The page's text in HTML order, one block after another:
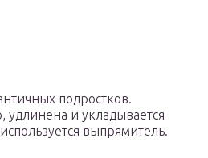
подростков.
и укладывается
выпрямитель.